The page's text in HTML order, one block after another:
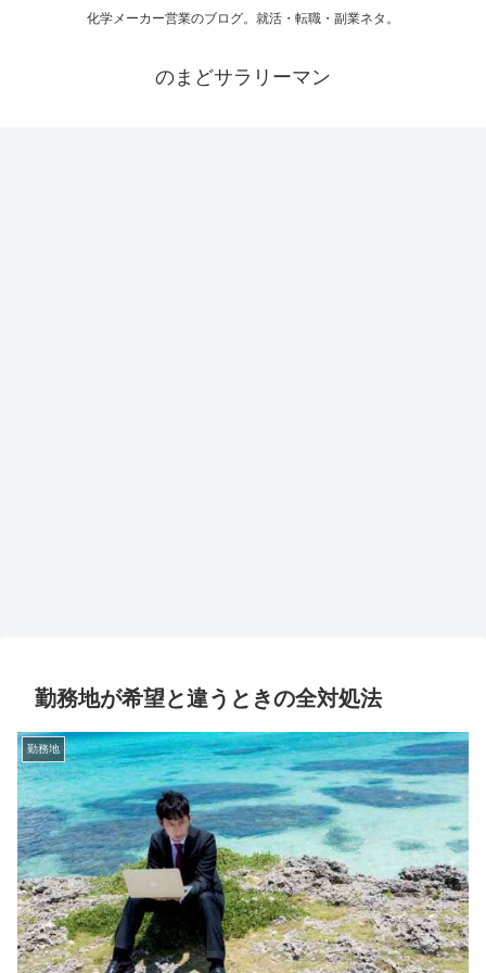
化学メーカー営業のブログ。就活・転職・副業ネタ。
のまどサラリーマン
勤務地が希望と違うときの全対処法
勤務地